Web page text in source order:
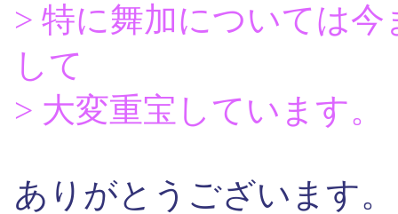
> 特に舞加については
して
> 大変重宝しています。
ありがとうございます。